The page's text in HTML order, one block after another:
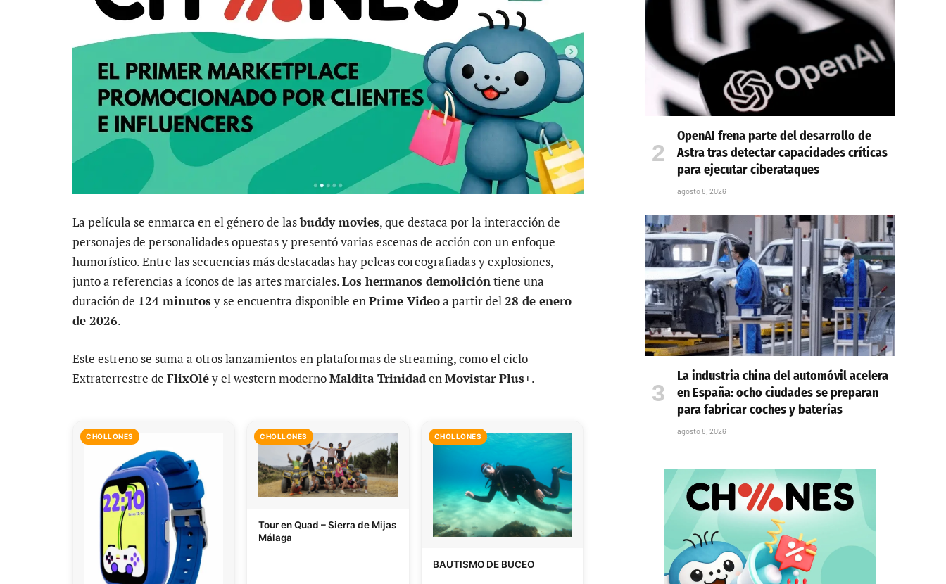
La película se enmarca en el género de lasbuddy movies, que destaca por la interacción de
personajes de personalidades opuestas y presentó varias escenas de acción con un enfoque
humorístico. Entre las secuencias más destacadas hay peleas coreografiadas y explosiones,
junto a referencias a íconos de las artes marciales.Los hermanos demolicióntiene una
duración de 124 minutosy se encuentra disponible enPrime Videoa partir del28 de enero
de 2026.
Este estreno se suma a otros lanzamientos en plataformas de streaming, como el ciclo
Extraterrestre de FlixOléy el western modernoMaldita TrinidadenMovistar Plus+.
CHOLLONES CHOLLONES
Tour en Quad – Sierra de Mijas
Málaga
CHOLLONES
BAUTISMO DE BUCEO
OpenAI frena parte del desarrollo de
Astra tras detectar capacidades críticas
para ejecutar ciberataques
agosto 8, 2026
La industria china del automóvil acelera
en España: ocho ciudades se preparan
para fabricar coches y baterías
agosto 8, 2026